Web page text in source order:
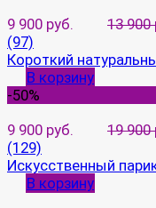
9 900 руб.
13 900
(97)
Короткий
В корзину
-50%
9 900 руб.
19 900
(129)
Искусственный
В корзину